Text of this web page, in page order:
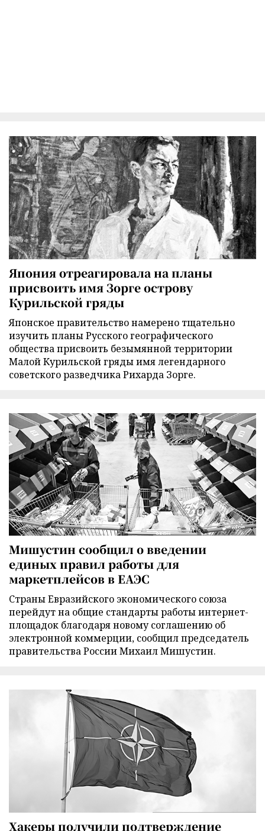
Япония отреагировала на планы
присвоить имя Зорге острову
Курильской гряды
Японское правительство намерено тщательно
изучить планы Русского географического
общества присвоить безымянной территории
Малой Курильской гряды имя легендарного
советского разведчика Рихарда Зорге.
Мишустин сообщил о введении
единых правил работы для
маркетплейсов в ЕАЭС
Страны Евразийского экономического союза
перейдут на общие стандарты работы интернет-
площадок благодаря новому соглашению об
электронной коммерции, сообщил председатель
правительства России Михаил Мишустин.
Хакеры получили подтверждение